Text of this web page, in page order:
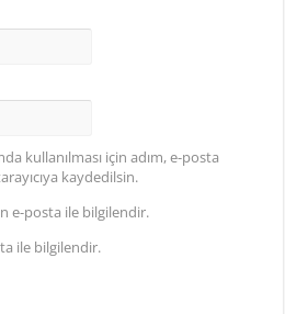
kullanılması için adım, e-posta
kaydedilsin.
e-posta ile bilgilendir.
ile bilgilendir.